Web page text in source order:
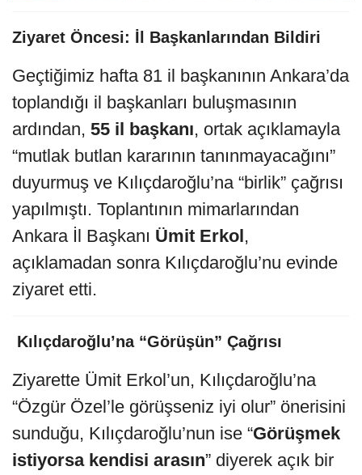
Ziyaret Öncesi: İl Başkanlarından Bildiri
Geçtiğimiz hafta 81 il başkanının Ankara’da
toplandığı il başkanları buluşmasının
ardından, 55 il başkanı, ortak açıklamayla
“mutlak butlan kararının tanınmayacağını”
duyurmuş ve Kılıçdaroğlu’na “birlik” çağrısı
yapılmıştı. Toplantının mimarlarından
Ankara İl Başkanı Ümit Erkol ,
açıklamadan sonra Kılıçdaroğlu’nu evinde
ziyaret etti.
️ Kılıçdaroğlu’na “Görüşün” Çağrısı
Ziyarette Ümit Erkol’un, Kılıçdaroğlu’na
“Özgür Özel’le görüşseniz iyi olur” önerisini
sunduğu, Kılıçdaroğlu’nun ise “Görüşmek
istiyorsa kendisi arasın” diyerek açık bir